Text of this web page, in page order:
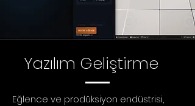
Yazılım Geliştirme
Eğlence ve prodüksiyon endüstrisi,